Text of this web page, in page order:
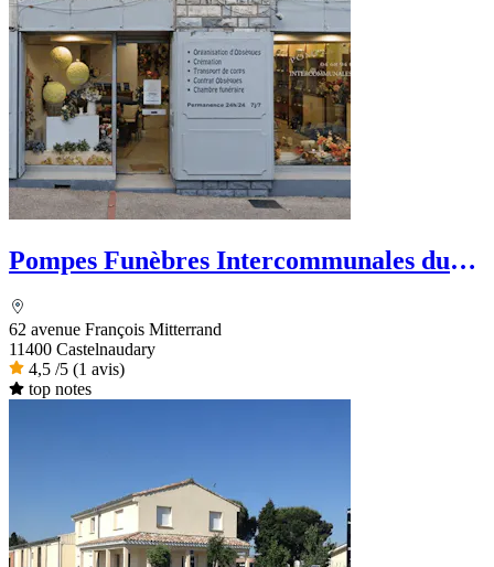
Pompes Funèbres Intercommunales du
62 avenue François Mitterrand
11400 Castelnaudary
4,5 /5 (1 avis)
top notes